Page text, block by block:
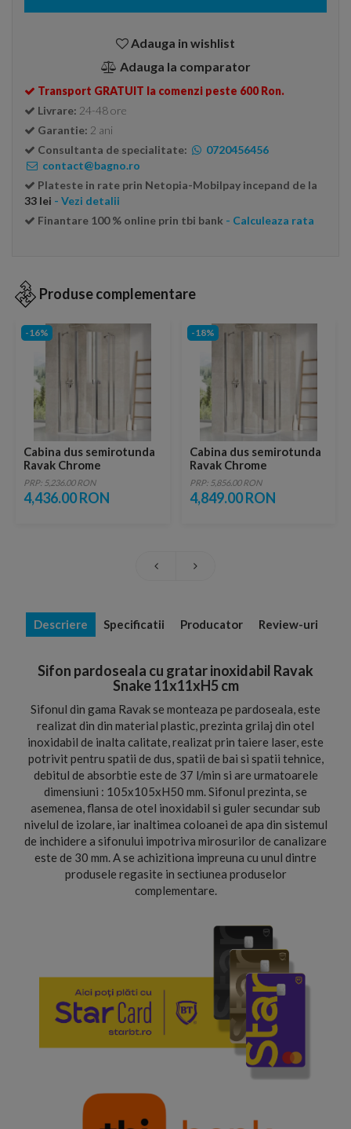
Adauga in wishlist
Adauga la comparator
Transport GRATUIT la comenzi peste 600 Ron.
Livrare: 24-48 ore
Garantie: 2 ani
Consultanta de specialitate:
0720456456
contact@bagno.ro
Plateste in rate prin Netopia-Mobilpay incepand de la
33 lei - Vezi detalii
Finantare 100 % online prin tbi bank - Calculeaza rata
Produse complementare
-16%
Cabina dus semirotunda
Ravak Chrome
80x80xH195 cm, profil
crom
PRP: 5,236.00 RON
4,436.00 RON
-18%
Cabina dus semirotunda
Ravak Chrome
80x80xH195 cm, profil
crom slefuit lucios
PRP: 5,856.00 RON
4,849.00 RON
Descriere Specificatii Producator Review-uri
Sifon pardoseala cu gratar inoxidabil Ravak
Snake 11x11xH5 cm
Sifonul din gama Ravak se monteaza pe pardoseala, este
realizat din din material plastic, prezinta grilaj din otel
inoxidabil de inalta calitate, realizat prin taiere laser, este
potrivit pentru spatii de dus, spatii de bai si spatii tehnice,
debitul de absorbtie este de 37 l/min si are urmatoarele
dimensiuni : 105x105xH50 mm. Sifonul prezinta, se
asemenea, flansa de otel inoxidabil si guler secundar sub
nivelul de izolare, iar inaltimea coloanei de apa din sistemul
de inchidere a sifonului impotriva mirosurilor de canalizare
este de 30 mm. A se achizitiona impreuna cu unul dintre
produsele regasite in sectiunea produselor
complementare.